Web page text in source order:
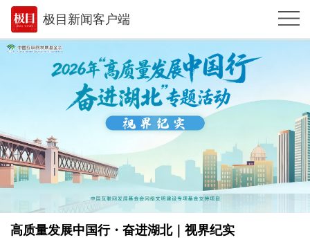
极目新闻客户端
推荐
时政
湖北
世相
高质量发展中国行・奋进湖北｜视界纪实